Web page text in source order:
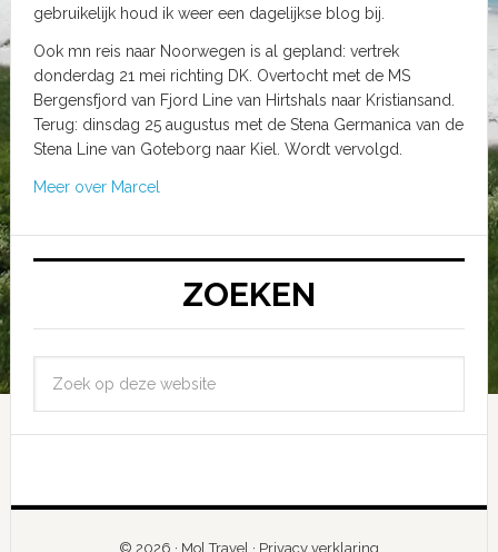
gebruikelijk houd ik weer een dagelijkse blog bij.
Ook mn reis naar Noorwegen is al gepland: vertrek
donderdag 21 mei richting DK. Overtocht met de MS
Bergensfjord van Fjord Line van Hirtshals naar Kristiansand.
Terug: dinsdag 25 augustus met de Stena Germanica van de
Stena Line van Goteborg naar Kiel. Wordt vervolgd.
Meer over Marcel
ZOEKEN
© 2026 · Mol Travel · Privacy verklaring